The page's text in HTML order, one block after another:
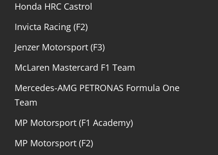
Honda HRC Castrol
Invicta Racing (F2)
Jenzer Motorsport (F3)
McLaren Mastercard F1 Team
Mercedes-AMG PETRONAS Formula One
Team
MP Motorsport (F1 Academy)
MP Motorsport (F2)